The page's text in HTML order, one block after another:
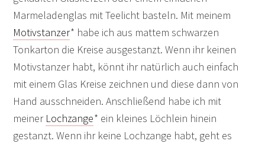
Marmeladenglas mit Teelicht basteln. Mit meinem
Motivstanzer* habe ich aus mattem schwarzen
Tonkarton die Kreise ausgestanzt. Wenn ihr keinen
Motivstanzer habt, könnt ihr natürlich auch einfach
mit einem Glas Kreise zeichnen und diese dann von
Hand ausschneiden. Anschließend habe ich mit
meiner Lochzange* ein kleines Löchlein hinein
gestanzt. Wenn ihr keine Lochzange habt, geht es